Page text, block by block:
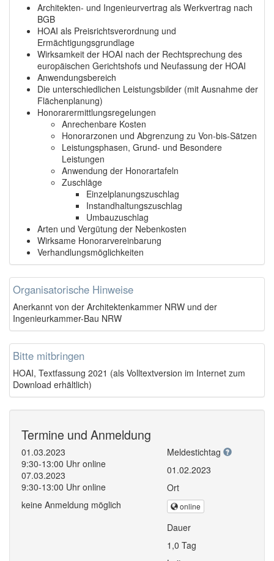
Architekten- und Ingenieurvertrag als Werkvertrag nach
BGB
HOAI als Preisrichtsverordnung und
Ermächtigungsgrundlage
Wirksamkeit der HOAI nach der Rechtsprechung des
europäischen Gerichtshofs und Neufassung der HOAI
Anwendungsbereich
Die unterschiedlichen Leistungsbilder (mit Ausnahme der
Flächenplanung)
Honorarermittlungsregelungen
Anrechenbare Kosten
Honorarzonen und Abgrenzung zu Von-bis-Sätzen
Leistungsphasen, Grund- und Besondere
Leistungen
Anwendung der Honorartafeln
Zuschläge
Einzelplanungszuschlag
Instandhaltungszuschlag
Umbauzuschlag
Arten und Vergütung der Nebenkosten
Wirksame Honorarvereinbarung
Verhandlungsmöglichkeiten
Organisatorische Hinweise
Anerkannt von der Architektenkammer NRW und der
Ingenieurkammer-Bau NRW
Bitte mitbringen
HOAI, Textfassung 2021 (als Volltextversion im Internet zum
Download erhältlich)
Termine und Anmeldung
01.03.2023
9:30-13:00 Uhr online
07.03.2023
9:30-13:00 Uhr online
keine Anmeldung möglich
Meldestichtag
01.02.2023
Ort
online
Dauer
1,0 Tag